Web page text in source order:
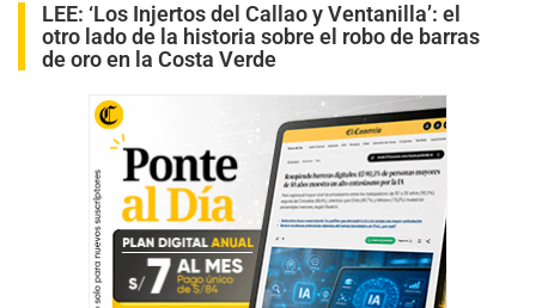
LEE: ‘Los Injertos del Callao y Ventanilla’: el
otro lado de la historia sobre el robo de barras
de oro en la Costa Verde